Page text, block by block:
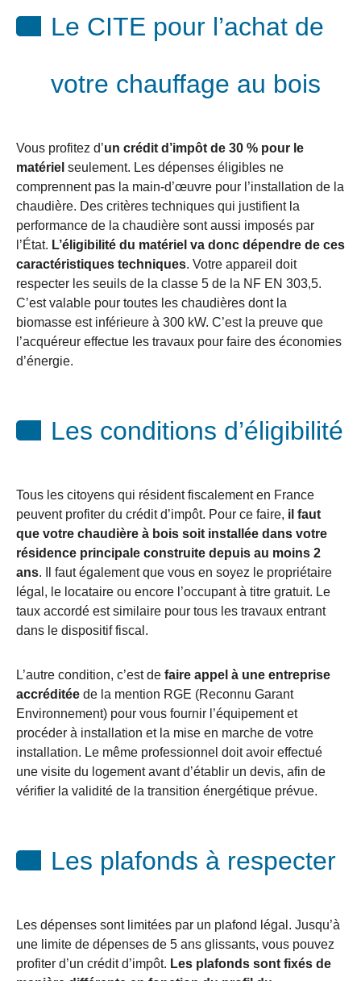
Le CITE pour l’achat de
votre chauffage au bois
Vous profitez d’un crédit d’impôt de 30 % pour le
matériel seulement. Les dépenses éligibles ne
comprennent pas la main-d’œuvre pour l’installation de la
chaudière. Des critères techniques qui justifient la
performance de la chaudière sont aussi imposés par
l’État. L’éligibilité du matériel va donc dépendre de ces
caractéristiques techniques. Votre appareil doit
respecter les seuils de la classe 5 de la NF EN 303,5.
C’est valable pour toutes les chaudières dont la
biomasse est inférieure à 300 kW. C’est la preuve que
l’acquéreur effectue les travaux pour faire des économies
d’énergie.
Les conditions d’éligibilité
Tous les citoyens qui résident fiscalement en France
peuvent profiter du crédit d’impôt. Pour ce faire, il faut
que votre chaudière à bois soit installée dans votre
résidence principale construite depuis au moins 2
ans. Il faut également que vous en soyez le propriétaire
légal, le locataire ou encore l’occupant à titre gratuit. Le
taux accordé est similaire pour tous les travaux entrant
dans le dispositif fiscal.
L’autre condition, c’est de faire appel à une entreprise
accréditée de la mention RGE (Reconnu Garant
Environnement) pour vous fournir l’équipement et
procéder à installation et la mise en marche de votre
installation. Le même professionnel doit avoir effectué
une visite du logement avant d’établir un devis, afin de
vérifier la validité de la transition énergétique prévue.
Les plafonds à respecter
Les dépenses sont limitées par un plafond légal. Jusqu’à
une limite de dépenses de 5 ans glissants, vous pouvez
profiter d’un crédit d’impôt. Les plafonds sont fixés de